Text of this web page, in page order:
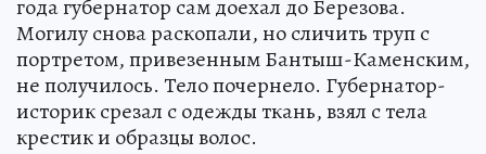
года губернатор сам доехал до Березова.
Могилу снова раскопали, но сличить труп с
портретом, привезенным Бантыш-Каменским,
не получилось. Тело почернело. Губернатор-
историк срезал с одежды ткань, взял с тела
крестик и образцы волос.